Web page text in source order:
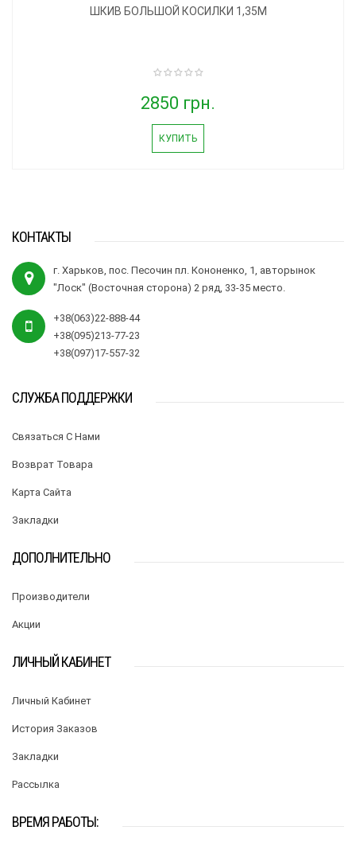
ШКИВ БОЛЬШОЙ КОСИЛКИ 1,35М
2850 грн.
КУПИТЬ
КОНТАКТЫ
г. Харьков, пос. Песочин пл. Кононенко, 1, авторынок
"Лоск" (Восточная сторона) 2 ряд, 33-35 место.
+38(063)22-888-44
+38(095)213-77-23
+38(097)17-557-32
СЛУЖБА ПОДДЕРЖКИ
Связаться С Нами
Возврат Товара
Карта Сайта
Закладки
ДОПОЛНИТЕЛЬНО
Производители
Акции
ЛИЧНЫЙ КАБИНЕТ
Личный Кабинет
История Заказов
Закладки
Рассылка
ВРЕМЯ РАБОТЫ: